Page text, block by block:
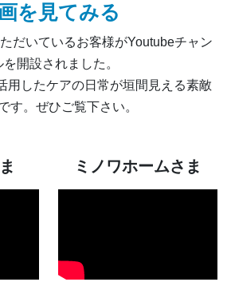
を見てみる
だいているお客様がYoutubeチャン
を開設されました。
用したケアの日常が垣間見える素敵
す。ぜひご覧下さい。
ミノワホームさま